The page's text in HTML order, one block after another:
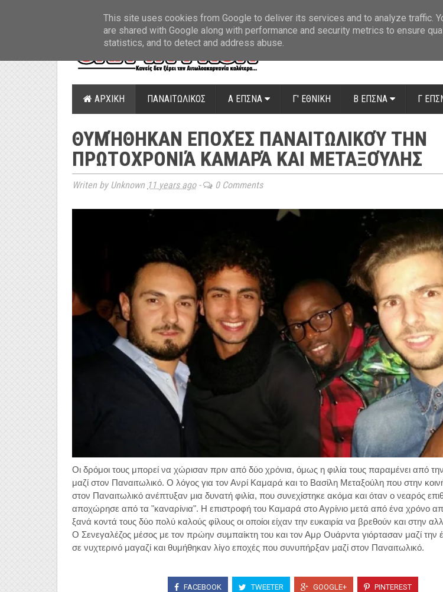
ΑΡΧΙΚΗ ΠΑΝΑΙΤΩΛΙΚΟΣ Α ΕΠΣΝΑ Γ' ΕΘΝΙΚΗ Β ΕΠΣΝΑ Γ
ΘΥΜΉΘΗΚΑΝ ΕΠΟΧΈΣ ΠΑΝΑΙΤΩΛΙΚΟΎ ΤΗΝ
ΠΡΩΤΟΧΡΟΝΙΆ ΚΑΜΑΡΆ ΚΑΙ ΜΕΤΑΞΟΎΛΗΣ
Writen by Unknown 11 years ago- 0 Comments
Οι δρόμοι τους μπορεί να χώρισαν πριν από δύο χρόνια, όμως η φιλία τους παραμένει από
μαζί στον Παναιτωλικό. Ο λόγος για τον Ανρί Καμαρά και το Βασίλη Μεταξούλη που στην
στον Παναιτωλικό ανέπτυξαν μια δυνατή φιλία, που συνεχίστηκε ακόμα και όταν ο νεαρός
αποχώρησε από τα "καναρίνια". Η επιστροφή του Καμαρά στο Αγρίνιο μετά από ένα χρόνο
ξανά κοντά τους δύο πολύ καλούς φίλους οι οποίοι είχαν την ευκαιρία να βρεθούν και στην
Ο Σενεγαλέζος μέσος με τον πρώην συμπαίκτη του και τον Αμρ Ουάρντα γιόρτασαν μαζί την
σε νυχτερινό μαγαζί και θυμήθηκαν λίγο εποχές που συνυπήρξαν μαζί στον Παναιτωλικό.
FACEBOOK TWEETER GOOGLE+ PINTEREST
This site uses cookies from Google to deliver its services and to analyze traffic.
are shared with Google along with performance and security metrics to ensure
statistics, and to detect and address abuse.